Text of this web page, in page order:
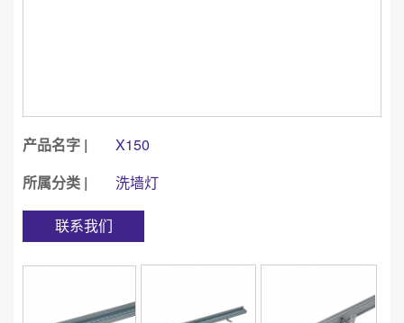
产品名字 |
X150
所属分类 |
洗墙灯
联系我们